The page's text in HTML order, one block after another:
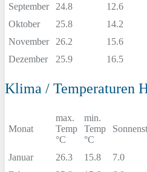
September
24.8 12.6
Oktober
25.8 14.2
November
26.2 15.6
Dezember
25.9 16.5
Klima / Temperaturen
Monat
max.
Temp
°C
min.
Temp
°C
Januar 26.3 15.8 7.0